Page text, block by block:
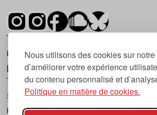
Nous utilisons des cookies sur notre
d’améliorer votre expérience
du contenu personnalisé et
Politique en matière de cookies.
Tsugi est un mensuel indépendant
musique et les nouvelles
première parution date de 2007.
Tsugi en japonais signifie «
», ce qui correspond à la
magazine, à l’affût des nouvelles